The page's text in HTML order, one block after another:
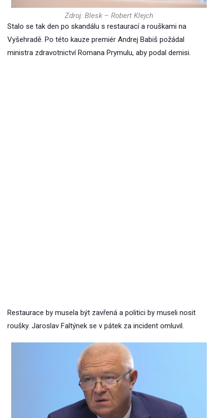
Zdroj: Blesk – Robert Klejch
Stalo se tak den po skandálu s restaurací a rouškami na
Vyšehradě. Po této kauze premiér Andrej Babiš požádal
ministra zdravotnictví Romana Prymulu, aby podal demisi.
Restaurace by musela být zavřená a politici by museli nosit
roušky. Jaroslav Faltýnek se v pátek za incident omluvil.